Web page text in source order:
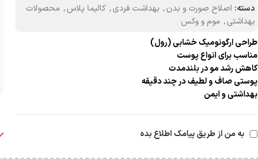
دسته: اصلاح صورت و بدن, بهداشت فردی, کالیما پلاس, محصولات
بهداشتی, موم و وکس
طراحی ارگونومیک خشابی (رول)
مناسب برای انواع پوست
کاهش رشد مو در بلندمدت
پوستی صاف و لطیف در چند دقیقه
بهداشتی و ایمن
به من از طریق پیامک اطلاع بده